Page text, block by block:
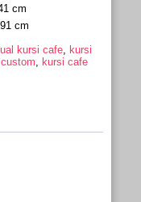
cm
cm
kursi cafe, kursi
, kursi cafe